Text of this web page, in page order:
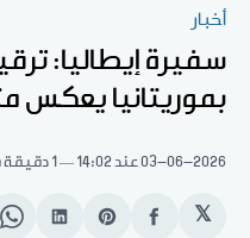
أخبار
سفيرة إيطاليا:
بموريتانيا يعكس
03-06-2026عند 14:02 1 دقيقة قراءة
𝕏
انشر
Shareانشر